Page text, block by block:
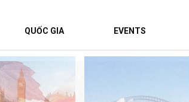
QUỐC GIA EVENTS